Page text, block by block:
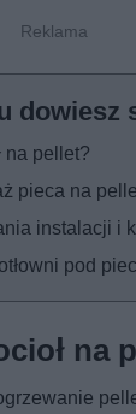
na pellet?
pieca na
instalacji i
pod
na